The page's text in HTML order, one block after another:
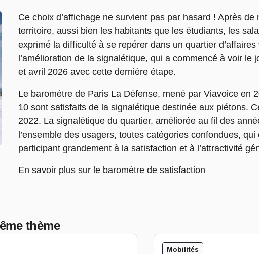
Ce choix d’affichage ne survient pas par hasard ! Après
territoire, aussi bien les habitants que les étudiants, les
exprimé la difficulté à se repérer dans un quartier
l’amélioration de la signalétique, qui a commencé à voir
et avril 2026 avec cette dernière étape.
Le baromètre de Paris La Défense, mené par Viavoice en
10 sont satisfaits de la signalétique destinée aux piétons.
2022. La signalétique du quartier, améliorée au fil des
l’ensemble des usagers, toutes catégories confondues,
participant grandement à la satisfaction et à l’attractivité
En savoir plus sur le baromètre de satisfaction
thème
Mobilités